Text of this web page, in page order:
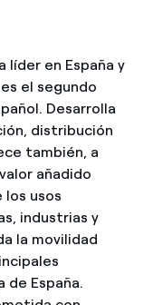
líder en España y
el segundo
Desarrolla
distribución
también, a
añadido
usos
industrias y
la movilidad
de España.